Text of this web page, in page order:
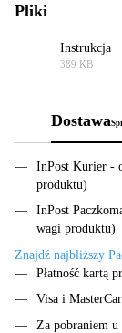
Pliki
Instrukcja
389 KB
Dostawa
InPost Kurier -
produktu)
InPost
wagi produktu)
Znajdź najbliższy
Płatność kartą
Visa i
Za pobraniem